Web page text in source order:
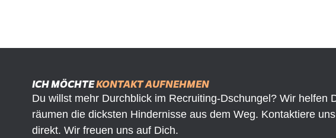
ICH MÖCHTEKONTAKT AUFNEHMEN
Du willst mehr Durchblick im Recruiting-Dschungel? Wir helfen
räumen die dicksten Hindernisse aus dem Weg. Kontaktiere
direkt. Wir freuen uns auf Dich.